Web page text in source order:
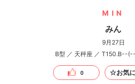
MIN
みん
9月27日
B型 ／ 天秤座 ／ T150.B--
0 ☆お気